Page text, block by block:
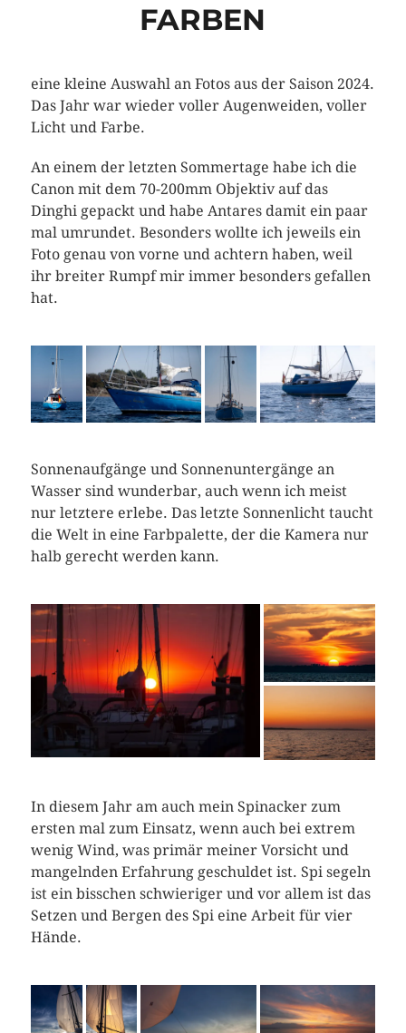
FARBEN
eine kleine Auswahl an Fotos aus der Saison 2024.
Das Jahr war wieder voller Augenweiden, voller
Licht und Farbe.
An einem der letzten Sommertage habe ich die
Canon mit dem 70-200mm Objektiv auf das
Dinghi gepackt und habe Antares damit ein paar
mal umrundet. Besonders wollte ich jeweils ein
Foto genau von vorne und achtern haben, weil
ihr breiter Rumpf mir immer besonders gefallen
hat.
Sonnenaufgänge und Sonnenuntergänge an
Wasser sind wunderbar, auch wenn ich meist
nur letztere erlebe. Das letzte Sonnenlicht taucht
die Welt in eine Farbpalette, der die Kamera nur
halb gerecht werden kann.
In diesem Jahr am auch mein Spinacker zum
ersten mal zum Einsatz, wenn auch bei extrem
wenig Wind, was primär meiner Vorsicht und
mangelnden Erfahrung geschuldet ist. Spi segeln
ist ein bisschen schwieriger und vor allem ist das
Setzen und Bergen des Spi eine Arbeit für vier
Hände.